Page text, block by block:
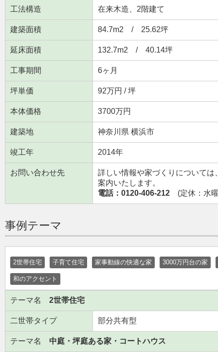
工法構造 在来木造、2階建て
建築面積 84.7m2 / 25.62坪
延床面積 132.7m2 / 40.14坪
工事期間 6ヶ月
坪単価 92万円 / 坪
本体価格 3700万円
建築地 神奈川県 横浜市
竣工年 2014年
お問い合わせ先
詳しい情報や家づくりについて
案内いたします。
電話：0120-406-212 (定休：水
事例テーマ
2世帯住宅 子育て住宅 家事動線の快適な家 3000万円台の家
和のアクセント
テーマ名 2世帯住宅
二世帯タイプ 部分共有型
テーマ名 中庭・坪庭ある家・コートハウス